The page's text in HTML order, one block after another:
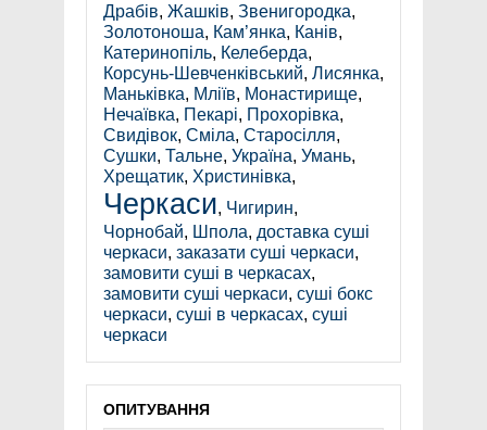
Драбів, Жашків, Звенигородка,
Золотоноша, Кам’янка, Канів,
Катеринопіль, Келеберда,
Корсунь-Шевченківський, Лисянка,
Маньківка, Мліїв, Монастирище,
Нечаївка, Пекарі, Прохорівка,
Свидівок, Сміла, Старосілля,
Сушки, Тальне, Україна, Умань,
Хрещатик, Христинівка,
Черкаси, Чигирин,
Чорнобай, Шпола, доставка суші
черкаси, заказати суші черкаси,
замовити суші в черкасах,
замовити суші черкаси, суші бокс
черкаси, суші в черкасах, суші
черкаси
ОПИТУВАННЯ